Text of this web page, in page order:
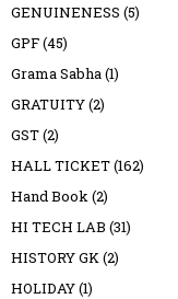
GENUINENESS (5)
GPF(45)
Grama Sabha(1)
GRATUITY(2)
GST(2)
HALL TICKET(162)
Hand Book(2)
HI TECH LAB (31)
HISTORY GK(2)
HOLIDAY(1)